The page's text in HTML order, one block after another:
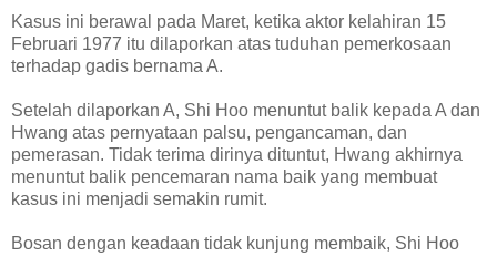
Kasus ini berawal pada Maret, ketika aktor kelahiran 15
Februari 1977 itu dilaporkan atas tuduhan pemerkosaan
terhadap gadis bernama A.
Setelah dilaporkan A, Shi Hoo menuntut balik kepada A dan
Hwang atas pernyataan palsu, pengancaman, dan
pemerasan. Tidak terima dirinya dituntut, Hwang akhirnya
menuntut balik pencemaran nama baik yang membuat
kasus ini menjadi semakin rumit.
Bosan dengan keadaan tidak kunjung membaik, Shi Hoo